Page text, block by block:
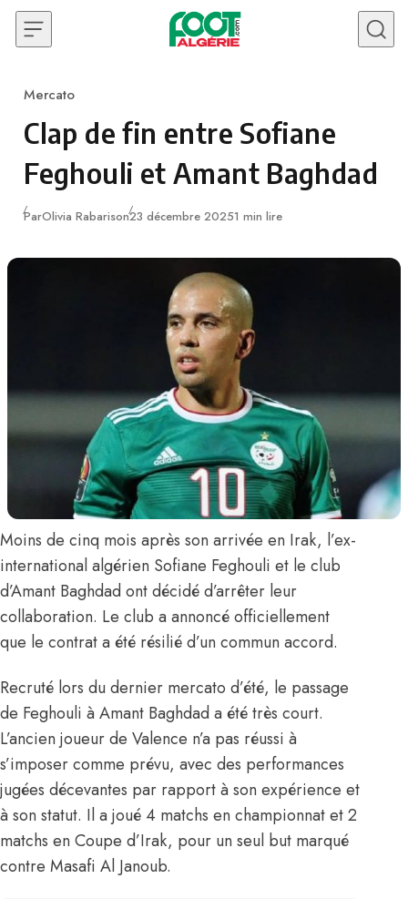
Skip to content
Category
Mercato
Clap de fin entre Sofiane
Feghouli et Amant Baghdad
ParOlivia RabarisonPublié
23 décembre 20251 min lire
Moins de cinq mois après son arrivée en Irak, l’ex-
international algérien Sofiane Feghouli et le club
d’Amant Baghdad ont décidé d’arrêter leur
collaboration. Le club a annoncé officiellement
que le contrat a été résilié d’un commun accord.
Recruté lors du dernier mercato d’été, le passage
de Feghouli à Amant Baghdad a été très court.
L’ancien joueur de Valence n’a pas réussi à
s’imposer comme prévu, avec des performances
jugées décevantes par rapport à son expérience et
à son statut. Il a joué 4 matchs en championnat et 2
matchs en Coupe d’Irak, pour un seul but marqué
contre Masafi Al Janoub.